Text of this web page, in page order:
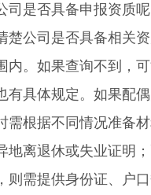
是否具备申报资质呢
楚公司是否具备相关
。如果查询不到，
具体规定。如果配偶
需根据不同情况准备
地离退休或失业证明
需提供身份证、户口